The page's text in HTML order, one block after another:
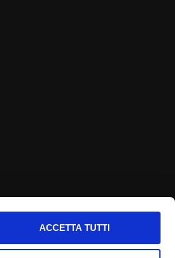
ACCETTA TUTTI